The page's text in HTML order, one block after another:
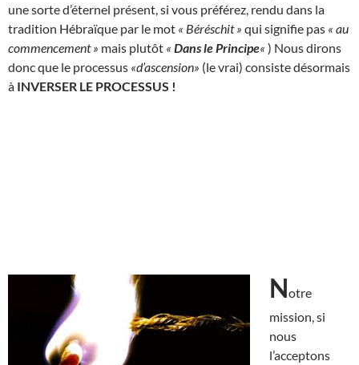
une sorte d’éternel présent, si vous préférez, rendu dans la
tradition Hébraïque par le mot « Béréschit » qui signifie pas « au
commencement » mais plutôt « Dans le Principe« ) Nous dirons
donc que le processus «d’ascension» (le vrai) consiste désormais
à INVERSER LE PROCESSUS !
Notre
mission, si
nous
l’acceptons